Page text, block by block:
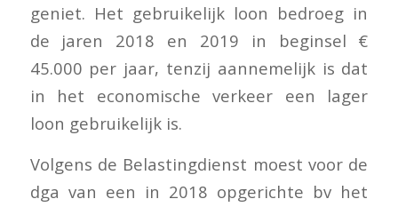
geniet. Het gebruikelijk loon bedroeg in
de jaren 2018 en 2019 in beginsel €
45.000 per jaar, tenzij aannemelijk is dat
in het economische verkeer een lager
loon gebruikelijk is.
Volgens de Belastingdienst moest voor de
dga van een in 2018 opgerichte bv het